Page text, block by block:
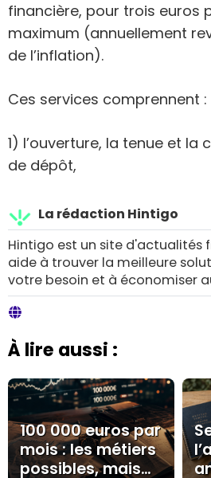
financière, pour trois euros
maximum (annuellement
de l’inflation).
Ces services comprennent :
1) l’ouverture, la tenue et
de dépôt,
La rédaction Hintigo
Hintigo est un site d'actualités
aide à trouver la meilleure
votre besoin et à économiser
À lire aussi :
100 000 euros par
mois : les métiers
possibles, mais